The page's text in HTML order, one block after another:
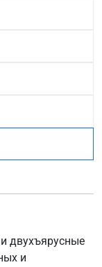
двухъярусные
и